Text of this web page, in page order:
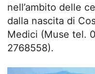
nell’ambito delle
dalla nascita di
Medici (Muse tel.
2768558).